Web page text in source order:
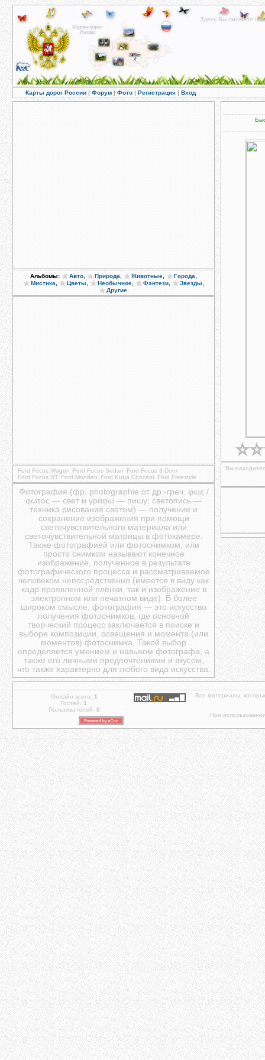
Здесь Вы сможете
Карты дорог России | Форум | Фото | Регистрация | Вход
Альбомы: Авто Природа Животные Города
Мистика Цветы Необычное Фэнтези Звезды
Другие.
Ford Focus Wagon Ford Focus Sedan
Ford Focus 3-Door
Ford Focus ST Ford Mondeo Ford Kuga Concept Ford Freestyle
Фотография (фр. photographie от др.-греч. φως /
φωτος — свет и γραφω — пишу; светопись —
техника рисования светом) — получение и
сохранение изображения при помощи
светочувствительного материала или
светочувствительной матрицы в фотокамере.
Также фотографией или фотоснимком, или
просто снимком называют конечное
изображение, полученное в результате
фотографического процесса и рассматриваемое
человеком непосредственно (имеется в виду как
кадр проявленной плёнки, так и изображение в
электронном или печатном виде). В более
широком смысле, фотография — это искусство
получения фотоснимков, где основной
творческий процесс заключается в поиске и
выборе композиции, освещения и момента (или
моментов) фотоснимка. Такой выбор
определяется умением и навыком фотографа, а
также его личными предпочтениями и вкусом,
что также характерно для любого вида искусства.
Вы
Онлайн всего: 1
Гостей: 1
Пользователей: 0
Все материалы,
При